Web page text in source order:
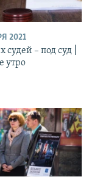
2021
– под суд |
утро